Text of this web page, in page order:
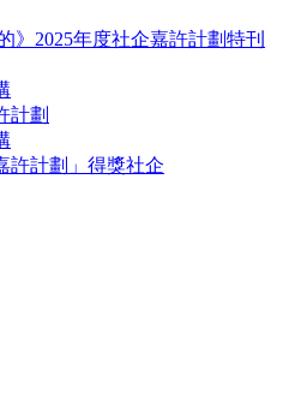
》2025年度社企嘉許計劃特刊
計劃
許計劃」得獎社企